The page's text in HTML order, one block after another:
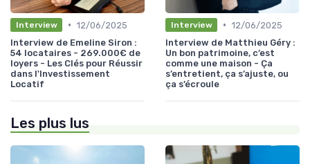
Interview • 12/06/2025
Interview de Emeline Siron :
54 locataires - 269.000€ de
loyers - Les Clés pour Réussir
dans l'Investissement
Locatif
Interview • 12/06/2025
Interview de Matthieu Géry :
Un bon patrimoine, c’est
comme une maison - Ça
s’entretient, ça s’ajuste, ou
ça s’écroule
Les plus lus